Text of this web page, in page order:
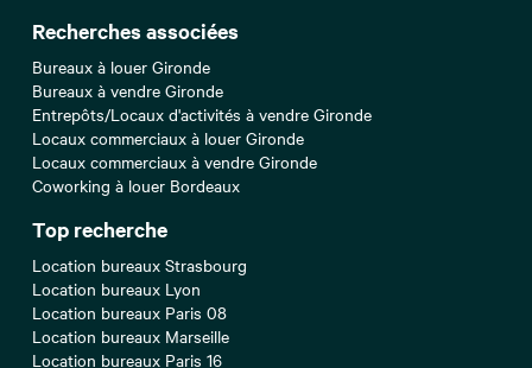
Recherches associées
Bureaux à louer Gironde
Bureaux à vendre Gironde
Entrepôts/Locaux d'activités à vendre Gironde
Locaux commerciaux à louer Gironde
Locaux commerciaux à vendre Gironde
Coworking à louer Bordeaux
Top recherche
Location bureaux Strasbourg
Location bureaux Lyon
Location bureaux Paris 08
Location bureaux Marseille
Location bureaux Paris 16